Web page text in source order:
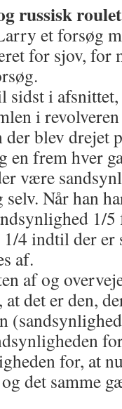
russisk
et forsøg
for sjov, for
sidst i
i
blev drejet
en frem hver
være
Når han
1/
4 indtil der er
af.
af og
det er den,
for, at
det samme